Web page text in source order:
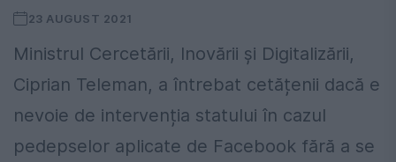
23 AUGUST 2021
Ministrul Cercetării, Inovării şi Digitalizării,
Ciprian Teleman, a întrebat cetățenii dacă e
nevoie de intervenția statului în cazul
pedepselor aplicate de Facebook fără a se